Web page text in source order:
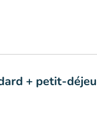
+ petit-